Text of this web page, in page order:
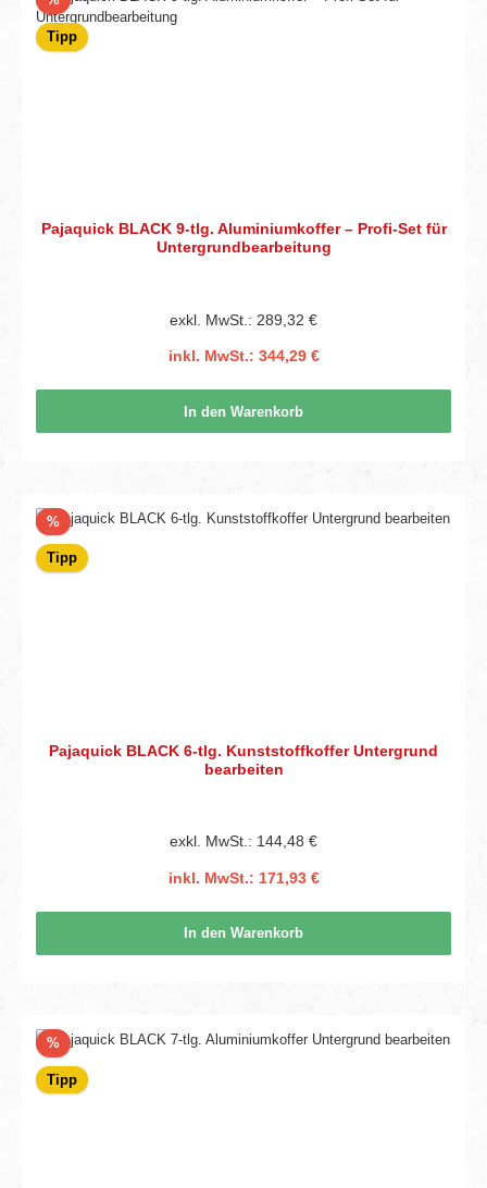
Tipp
Pajaquick BLACK 9-tlg. Aluminiumkoffer – Profi-Set für
Untergrundbearbeitung
exkl. MwSt.: 289,32 €
inkl. MwSt.: 344,29 €
In den Warenkorb
%Rabatt
Tipp
Pajaquick BLACK 6-tlg. Kunststoffkoffer Untergrund
bearbeiten
exkl. MwSt.: 144,48 €
inkl. MwSt.: 171,93 €
In den Warenkorb
%Rabatt
Tipp